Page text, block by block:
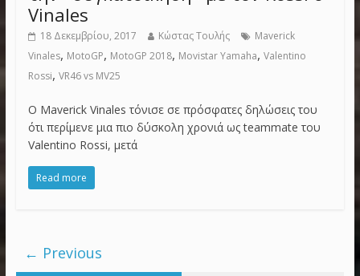
Vinales
18 Δεκεμβρίου, 2017 Κώστας Τουλής
Maverick
Vinales, MotoGP, MotoGP 2018, Movistar Yamaha, Valentino
Rossi, VR46 vs MV25
Ο Maverick Vinales τόνισε σε πρόσφατες δηλώσεις του
ότι περίμενε μια πιο δύσκολη χρονιά ως teammate του
Valentino Rossi, μετά
Read more
← Previous